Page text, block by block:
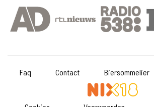
Faq Contact Biersommelier